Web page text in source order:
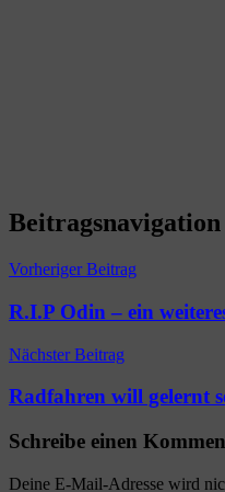
Beitragsnavigation
Vorheriger Beitrag
R.I.P Odin – ein
Nächster Beitrag
Radfahren will gelernt
Schreibe einen
Deine E-Mail-Adresse wird